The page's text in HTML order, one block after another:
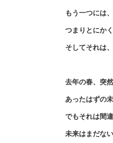
もう一つには
つまりとにか
そしてそれは
去年の春、突
あったはずの
でもそれは間違
未来はまだな